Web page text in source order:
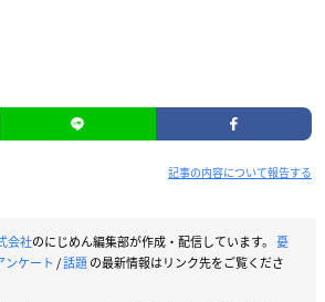
記事の内容について報告する
会社のにじめん編集部が作成・配信しています。 憂
ンケート /話題の最新情報はリンク先をご覧くださ